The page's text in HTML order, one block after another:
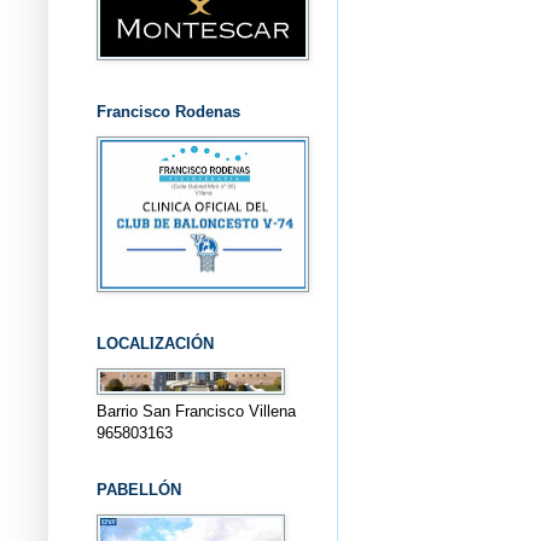
Francisco Rodenas
LOCALIZACIÓN
Barrio San Francisco Villena
965803163
PABELLÓN